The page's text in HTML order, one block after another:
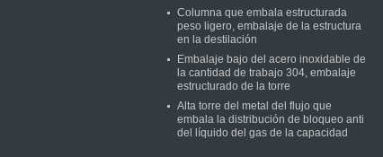
Columna que embala estructurada
peso ligero, embalaje de la estructura
en la destilación
Embalaje bajo del acero inoxidable de
la cantidad de trabajo 304, embalaje
estructurado de la torre
Alta torre del metal del flujo que
embala la distribución de bloqueo anti
del líquido del gas de la capacidad